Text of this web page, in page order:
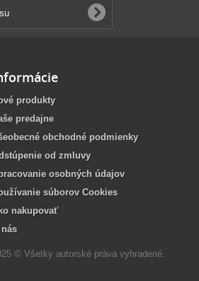
produkty
predajne
obchodné podmienky
od zmluvy
osobných údajov
súborov Cookies
nakupovať
© Všetky autorské práva vyhradené.